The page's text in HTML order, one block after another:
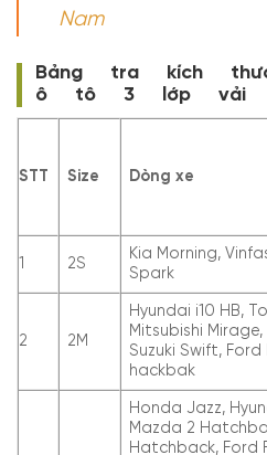
Nam
Bảng tra kích
ô tô 3 lớp vải
STT Size Dòng xe
1 2S
Kia Morning,
Spark
2 2M
Hyundai i10 HB,
Mitsubishi
Suzuki Swift, Ford
hackbak
Honda Jazz,
Mazda 2
Hatchback, Ford